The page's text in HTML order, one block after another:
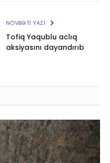
NÖVBƏTI YAZI
Tofiq Yaqublu aclıq
aksiyasını dayandırıb